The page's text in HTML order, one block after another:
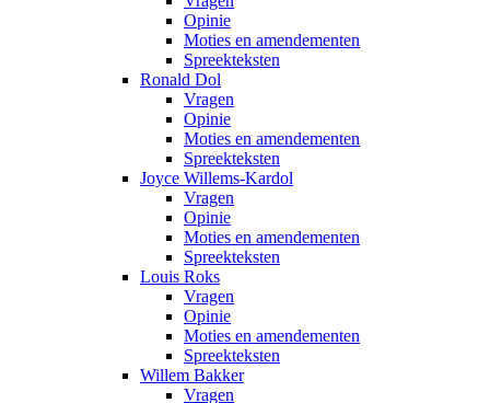
Opinie
Moties en amendementen
Spreekteksten
Ronald Dol
Vragen
Opinie
Moties en amendementen
Spreekteksten
Joyce Willems-Kardol
Vragen
Opinie
Moties en amendementen
Spreekteksten
Louis Roks
Vragen
Opinie
Moties en amendementen
Spreekteksten
Willem Bakker
Vragen